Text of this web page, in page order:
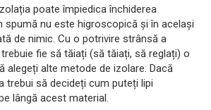
poate împiedica închiderea
spumă nu este higroscopică și în același
de nimic. Cu o potrivire strânsă a
fie să tăiați (să tăiați, să reglați) o
alegeți alte metode de izolare. Dacă
trebui să decideți cum puteți lipi
lângă acest material.